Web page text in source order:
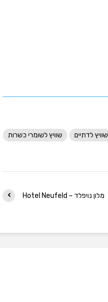
שוויץ לדתיים שוויץ לשומרי כשרות
מלון נויפלד – Hotel Neufeld